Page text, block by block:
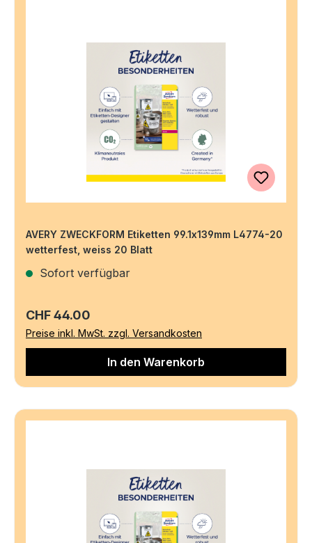
AVERY ZWECKFORM Etiketten 99.1x139mm L4774-20
wetterfest, weiss 20 Blatt
Sofort verfügbar
Regulärer Preis:
CHF 44.00
Preise inkl. MwSt. zzgl. Versandkosten
In den Warenkorb